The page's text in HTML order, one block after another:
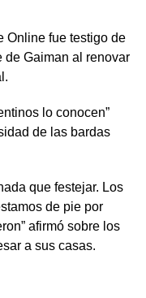
Online fue testigo de
de Gaiman al renovar
lo conocen”
de las bardas
que festejar. Los
de pie por
afirmó sobre los
a sus casas.